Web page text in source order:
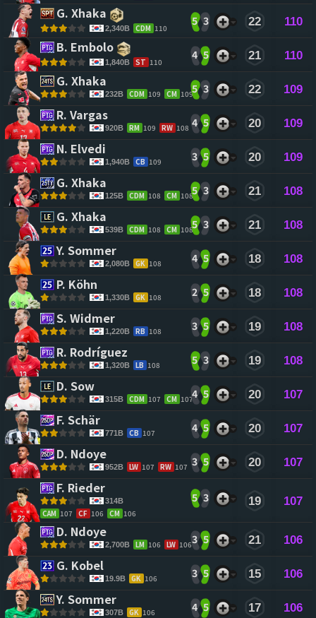
G. Xhaka
2,340B CDM 110
5 3 22 110
B. Embolo
1,840B ST 110
4 5 21 110
G. Xhaka
232B CDM 109 CM 1095 3 22 109
R. Vargas
920B RM 109 RW 108 4 5 20 109
N. Elvedi
1,940B CB 109 3 5 20 109
G. Xhaka
125B CDM 108 CM 1085 3 21 108
G. Xhaka
539B CDM 108 CM 1085 3 21 108
Y. Sommer
2,080B GK 108 4 5 18 108
P. Köhn
1,330B GK 108 2 5 18 108
S. Widmer
1,220B RB 108 3 5 19 108
R. Rodríguez
1,320B LB 108 5 3 19 108
D. Sow
315B CDM 107 CM 1074 5 20 107
F. Schär
771B CB 107 4 5 20 107
D. Ndoye
952B LW 107 RW 107 3 5 20 107
F. Rieder
314B
CAM 107 CF 106 CM 106
5 3 19 107
D. Ndoye
2,700B LM 106 LW 1063 5 21 106
G. Kobel
19.9B GK 106 3 5 15 106
Y. Sommer
307B GK 106 4 5 17 106